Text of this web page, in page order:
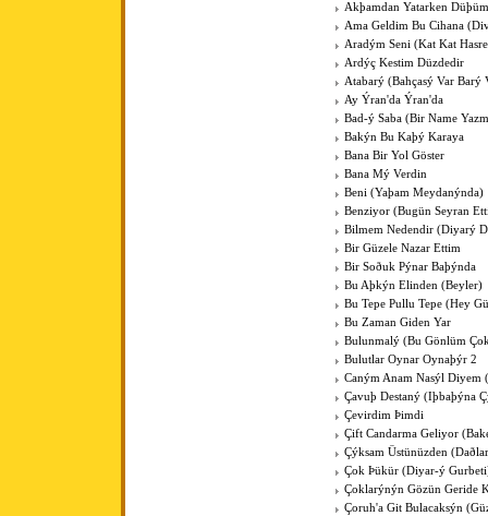
Akþamdan Yatarken
Ama Geldim Bu Cihana
Aradým Seni (Kat Kat
Ardýç Kestim Düzdedir
Atabarý (Bahçasý Var Barý
Ay Ýran'da Ýran'da
Bad-ý Saba (Bir Name
Bakýn Bu Kaþý Karaya
Bana Bir Yol Göster
Bana Mý Verdin
Beni (Yaþam Meydanýnda)
Benziyor (Bugün Seyran
Bilmem Nedendir (Diyarý
Bir Güzele Nazar Ettim
Bir Soðuk Pýnar Baþýnda
Bu Aþkýn Elinden (Beyler)
Bu Tepe Pullu Tepe (Hey
Bu Zaman Giden Yar
Bulunmalý (Bu Gönlüm
Bulutlar Oynar Oynaþýr 2
Caným Anam Nasýl Diyem
Çavuþ Destaný (Iþbaþýna
Çevirdim Þimdi
Çift Candarma Geliyor
Çýksam Üstünüzden
Çok Þükür (Diyar-ý
Çoklarýnýn Gözün Geride
Çoruh'a Git Bulacaksýn